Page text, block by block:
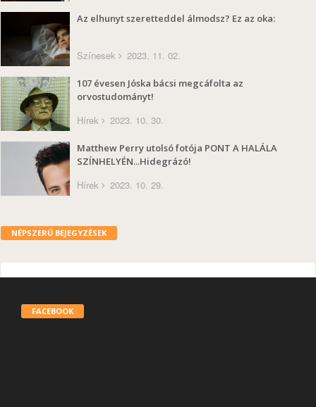
Az elhunyt szeretteddel álmodsz? Ez az oka:
Színesek 2023. 11. 02.
107 évesen Jóska bácsi megcáfolta az
orvostudományt!
Hírek 2023. 10. 30.
Matthew Perry utolsó fotója PONT A HALÁLA
SZÍNHELYÉN...Hidegrázó!
Hírek 2023. 10. 29.
NÉPSZERŰ BEJEGYZÉSEK
FACEBOOK